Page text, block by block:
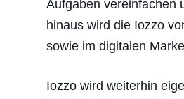
Aufgaben vereinfachen
hinaus wird die Iozzo
sowie im digitalen
Iozzo wird weiterhin